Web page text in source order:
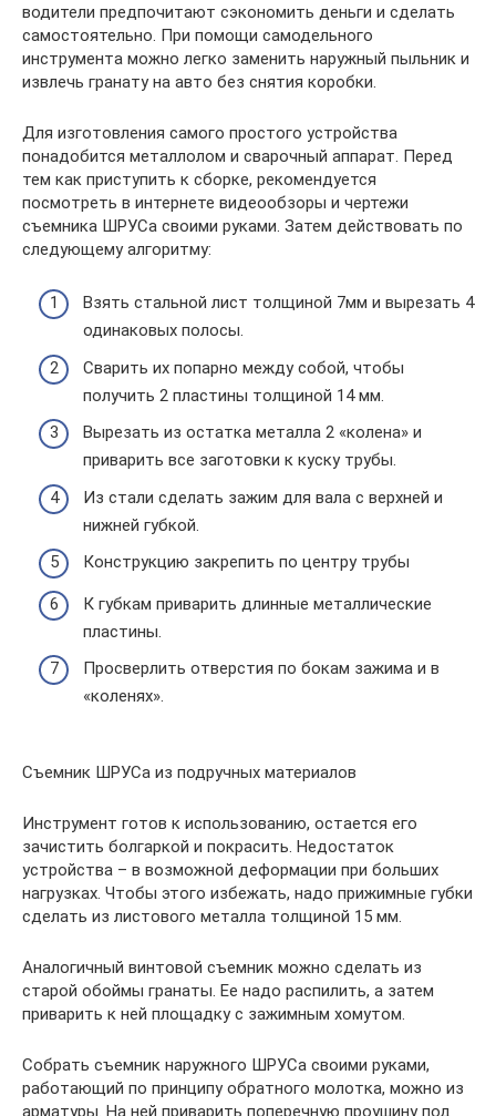
водители предпочитают сэкономить деньги и сделать
самостоятельно. При помощи самодельного
инструмента можно легко заменить наружный пыльник и
извлечь гранату на авто без снятия коробки.
Для изготовления самого простого устройства
понадобится металлолом и сварочный аппарат. Перед
тем как приступить к сборке, рекомендуется
посмотреть в интернете видеообзоры и чертежи
съемника ШРУСа своими руками. Затем действовать по
следующему алгоритму:
Взять стальной лист толщиной 7мм и вырезать 4
одинаковых полосы.
Сварить их попарно между собой, чтобы
получить 2 пластины толщиной 14 мм.
Вырезать из остатка металла 2 «колена» и
приварить все заготовки к куску трубы.
Из стали сделать зажим для вала с верхней и
нижней губкой.
Конструкцию закрепить по центру трубы
К губкам приварить длинные металлические
пластины.
Просверлить отверстия по бокам зажима и в
«коленях».
Съемник ШРУСа из подручных материалов
Инструмент готов к использованию, остается его
зачистить болгаркой и покрасить. Недостаток
устройства – в возможной деформации при больших
нагрузках. Чтобы этого избежать, надо прижимные губки
сделать из листового металла толщиной 15 мм.
Аналогичный винтовой съемник можно сделать из
старой обоймы гранаты. Ее надо распилить, а затем
приварить к ней площадку с зажимным хомутом.
Собрать съемник наружного ШРУСа своими руками,
работающий по принципу обратного молотка, можно из
арматуры. На ней приварить поперечную проушину под